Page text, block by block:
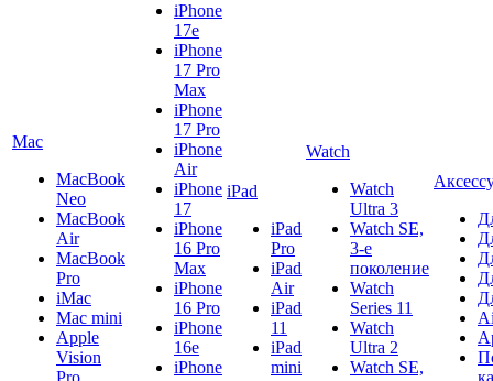
Mac
MacBook
Neo
MacBook
Air
MacBook
Pro
iMac
Mac mini
Apple
Vision
Pro
iPhone
17e
iPhone
17 Pro
Max
iPhone
17 Pro
iPhone
Air
iPhone
17
iPhone
16 Pro
Max
iPhone
16 Pro
iPhone
16e
iPhone
iPad
iPad
Pro
iPad
Air
iPad
11
iPad
mini
Watch
Watch
Ultra 3
Watch SE,
3-е
поколение
Watch
Series 11
Watch
Ultra 2
Watch SE,